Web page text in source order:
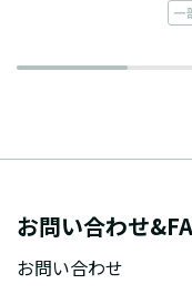
一
お問い合わせ
お問い合わせ